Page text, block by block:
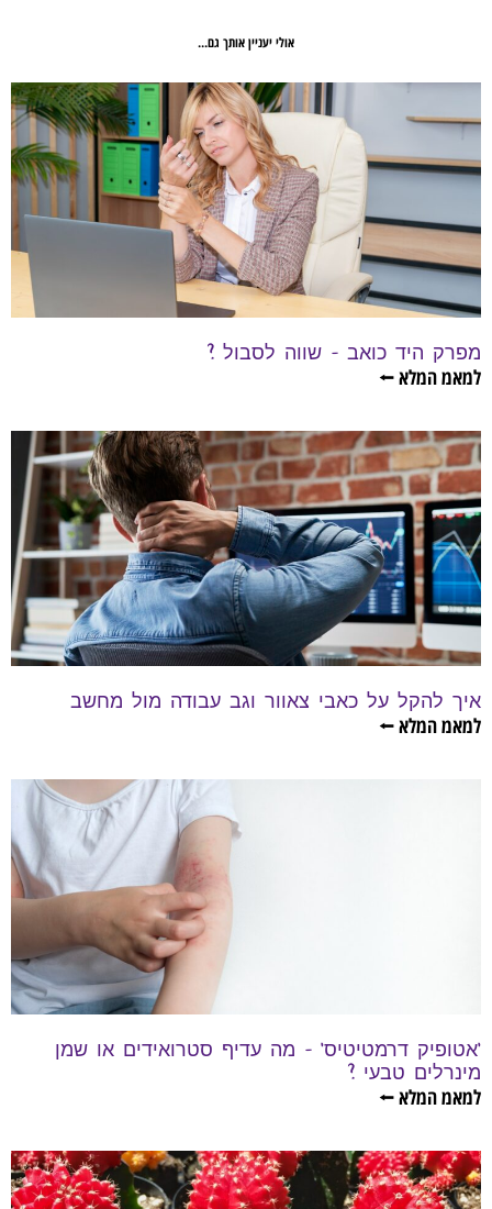
אולי יעניין אותך גם...
מפרק היד כואב – שווה לסבול ?
למאמ המלא ⭠
איך להקל על כאבי צאוור וגב עבודה מול מחשב
למאמ המלא ⭠
'אטופיק דרמטיטיס' – מה עדיף סטרואידים או שמן
מינרלים טבעי ?
למאמ המלא ⭠